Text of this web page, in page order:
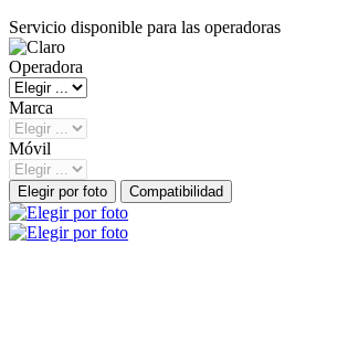
Servicio disponible para las operadoras
Operadora
Marca
Móvil